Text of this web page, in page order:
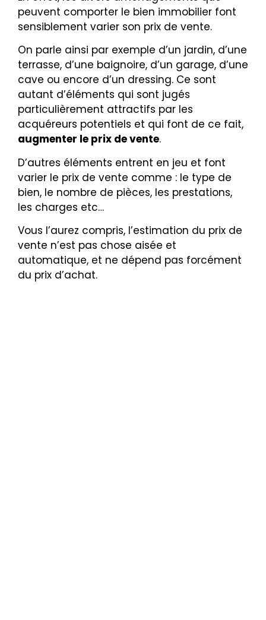
peuvent comporter le bien immobilier font
sensiblement varier son prix de vente.
On parle ainsi par exemple d’un jardin, d’une
terrasse, d’une baignoire, d’un garage, d’une
cave ou encore d’un dressing. Ce sont
autant d’éléments qui sont jugés
particulièrement attractifs par les
acquéreurs potentiels et qui font de ce fait,
augmenter le prix de vente.
D’autres éléments entrent en jeu et font
varier le prix de vente comme : le type de
bien, le nombre de pièces, les prestations,
les charges etc…
Vous l’aurez compris, l’estimation du prix de
vente n’est pas chose aisée et
automatique, et ne dépend pas forcément
du prix d’achat.